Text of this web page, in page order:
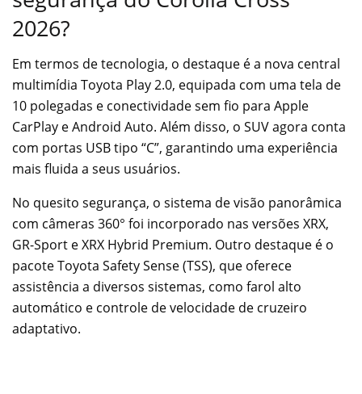
2026?
Em termos de tecnologia, o destaque é a nova central
multimídia Toyota Play 2.0, equipada com uma tela de
10 polegadas e conectividade sem fio para Apple
CarPlay e Android Auto. Além disso, o SUV agora conta
com portas USB tipo “C”, garantindo uma experiência
mais fluida a seus usuários.
No quesito segurança, o sistema de visão panorâmica
com câmeras 360° foi incorporado nas versões XRX,
GR-Sport e XRX Hybrid Premium. Outro destaque é o
pacote Toyota Safety Sense (TSS), que oferece
assistência a diversos sistemas, como farol alto
automático e controle de velocidade de cruzeiro
adaptativo.